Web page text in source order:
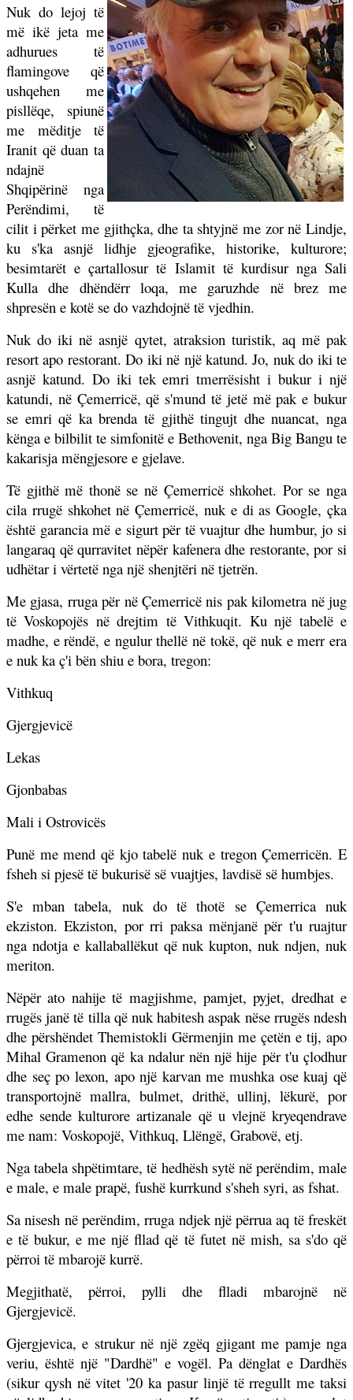
Nuk do lejoj të
më ikë jeta me
adhurues të
flamingove që
ushqehen me
pisllëqe, spiunë
me mëditje të
Iranit që duan ta
ndajnë
Shqipërinë nga
Perëndimi, të
cilit i përket me gjithçka, dhe ta shtyjnë me zor në Lindje,
ku s'ka asnjë lidhje gjeografike, historike, kulturore;
besimtarët e çartallosur të Islamit të kurdisur nga Sali
Kulla dhe dhëndërr loqa, me garuzhde në brez me
shpresën e kotë se do vazhdojnë të vjedhin.
Nuk do iki në asnjë qytet, atraksion turistik, aq më pak
resort apo restorant. Do iki në një katund. Jo, nuk do iki te
asnjë katund. Do iki tek emri tmerrësisht i bukur i një
katundi, në Çemerricë, që s'mund të jetë më pak e bukur
se emri që ka brenda të gjithë tingujt dhe nuancat, nga
kënga e bilbilit te simfonitë e Bethovenit, nga Big Bangu te
kakarisja mëngjesore e gjelave.
Të gjithë më thonë se në Çemerricë shkohet. Por se nga
cila rrugë shkohet në Çemerricë, nuk e di as Google, çka
është garancia më e sigurt për të vuajtur dhe humbur, jo si
langaraq që qurravitet nëpër kafenera dhe restorante, por si
udhëtar i vërtetë nga një shenjtëri në tjetrën.
Me gjasa, rruga për në Çemerricë nis pak kilometra në jug
të Voskopojës në drejtim të Vithkuqit. Ku një tabelë e
madhe, e rëndë, e ngulur thellë në tokë, që nuk e merr era
e nuk ka ç'i bën shiu e bora, tregon:
Vithkuq
Gjergjevicë
Lekas
Gjonbabas
Mali i Ostrovicës
Punë me mend që kjo tabelë nuk e tregon Çemerricën. E
fsheh si pjesë të bukurisë së vuajtjes, lavdisë së humbjes.
S'e mban tabela, nuk do të thotë se Çemerrica nuk
ekziston. Ekziston, por rri paksa mënjanë për t'u ruajtur
nga ndotja e kallaballëkut që nuk kupton, nuk ndjen, nuk
meriton.
Nëpër ato nahije të magjishme, pamjet, pyjet, dredhat e
rrugës janë të tilla që nuk habitesh aspak nëse rrugës ndesh
dhe përshëndet Themistokli Gërmenjin me çetën e tij, apo
Mihal Gramenon që ka ndalur nën një hije për t'u çlodhur
dhe seç po lexon, apo një karvan me mushka ose kuaj që
transportojnë mallra, bulmet, drithë, ullinj, lëkurë, por
edhe sende kulturore artizanale që u vlejnë kryeqendrave
me nam: Voskopojë, Vithkuq, Llëngë, Grabovë, etj.
Nga tabela shpëtimtare, të hedhësh sytë në perëndim, male
e male, e male prapë, fushë kurrkund s'sheh syri, as fshat.
Sa nisesh në perëndim, rruga ndjek një përrua aq të freskët
e të bukur, e me një fllad që të futet në mish, sa s'do që
përroi të mbarojë kurrë.
Megjithatë, përroi, pylli dhe flladi mbarojnë në
Gjergjevicë.
Gjergjevica, e strukur në një zgëq gjigant me pamje nga
veriu, është një "Dardhë" e vogël. Pa dënglat e Dardhës
(sikur qysh në vitet '20 ka pasur linjë të rregullt me taksi